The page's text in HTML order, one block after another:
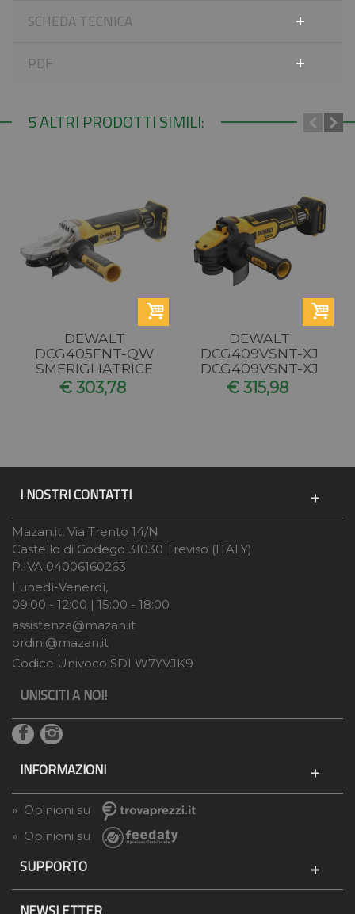
SCHEDA TECNICA
PDF
5 ALTRI PRODOTTI SIMILI:
DEWALT
DCG405FNT-QW
SMERIGLIATRICE
ANGOLARE A
TESTA PIATTA
€ 303,78
DEWALT
DCG409VSNT-XJ
DCG409VSNT-XJ
SMERIGLIATRICE
ANGOLARE
€ 315,98
I NOSTRI CONTATTI
Mazan.it, Via Trento 14/N
Castello di Godego 31030 Treviso (ITALY)
P.IVA 04006160263
Lunedì-Venerdì,
09:00 - 12:00 | 15:00 - 18:00
assistenza@mazan.it
ordini@mazan.it
Codice Univoco SDI W7YVJK9
UNISCITI A NOI!
INFORMAZIONI
» Opinioni su
» Opinioni su
SUPPORTO